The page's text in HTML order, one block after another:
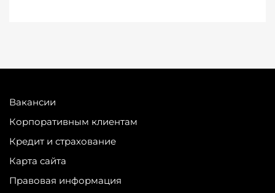
Вакансии
Корпоративным клиентам
Кредит и страхование
Карта сайта
Правовая информация